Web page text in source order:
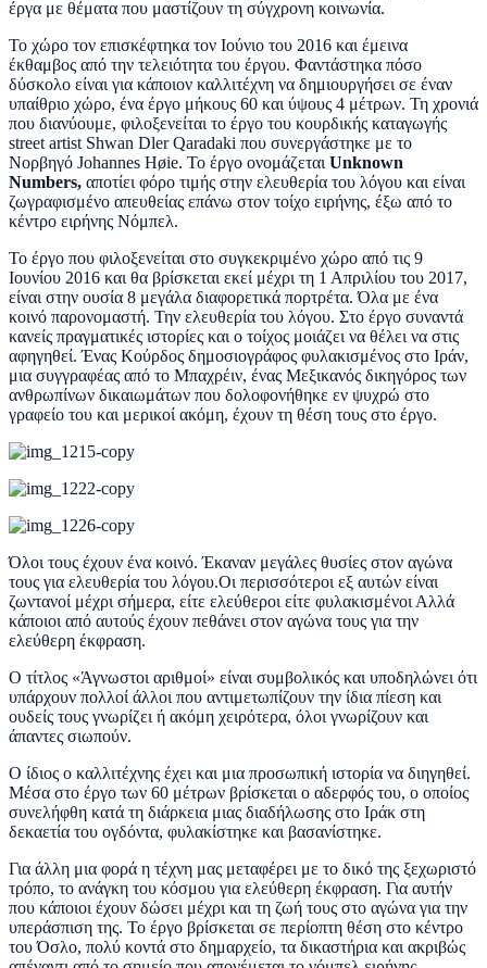
έργα με θέματα που μαστίζουν τη σύγχρονη κοινωνία.
Το χώρο τον επισκέφτηκα τον Ιούνιο του 2016 και έμεινα
έκθαμβος από την τελειότητα του έργου. Φαντάστηκα πόσο
δύσκολο είναι για κάποιον καλλιτέχνη να δημιουργήσει σε έναν
υπαίθριο χώρο, ένα έργο μήκους 60 και ύψους 4 μέτρων. Τη χρονιά
που διανύουμε, φιλοξενείται το έργο του κουρδικής καταγωγής
street artist Shwan Dler Qaradaki που συνεργάστηκε με το
Νορβηγό Johannes Høie. Το έργο ονομάζεται Unknown
Numbers, αποτίει φόρο τιμής στην ελευθερία του λόγου και είναι
ζωγραφισμένο απευθείας επάνω στον τοίχο ειρήνης, έξω από το
κέντρο ειρήνης Νόμπελ.
Το έργο που φιλοξενείται στο συγκεκριμένο χώρο από τις 9
Ιουνίου 2016 και θα βρίσκεται εκεί μέχρι τη 1 Απριλίου του 2017,
είναι στην ουσία 8 μεγάλα διαφορετικά πορτρέτα. Όλα με ένα
κοινό παρονομαστή. Την ελευθερία του λόγου. Στο έργο συναντά
κανείς πραγματικές ιστορίες και ο τοίχος μοιάζει να θέλει να στις
αφηγηθεί. Ένας Κούρδος δημοσιογράφος φυλακισμένος στο Ιράν,
μια συγγραφέας από το Μπαχρέιν, ένας Μεξικανός δικηγόρος των
ανθρωπίνων δικαιωμάτων που δολοφονήθηκε εν ψυχρώ στο
γραφείο του και μερικοί ακόμη, έχουν τη θέση τους στο έργο.
Όλοι τους έχουν ένα κοινό. Έκαναν μεγάλες θυσίες στον αγώνα
τους για ελευθερία του λόγου.Οι περισσότεροι εξ αυτών είναι
ζωντανοί μέχρι σήμερα, είτε ελεύθεροι είτε φυλακισμένοι Αλλά
κάποιοι από αυτούς έχουν πεθάνει στον αγώνα τους για την
ελεύθερη έκφραση.
Ο τίτλος «Άγνωστοι αριθμοί» είναι συμβολικός και υποδηλώνει ότι
υπάρχουν πολλοί άλλοι που αντιμετωπίζουν την ίδια πίεση και
ουδείς τους γνωρίζει ή ακόμη χειρότερα, όλοι γνωρίζουν και
άπαντες σιωπούν.
Ο ίδιος ο καλλιτέχνης έχει και μια προσωπική ιστορία να διηγηθεί.
Μέσα στο έργο των 60 μέτρων βρίσκεται ο αδερφός του, ο οποίος
συνελήφθη κατά τη διάρκεια μιας διαδήλωσης στο Ιράκ στη
δεκαετία του ογδόντα, φυλακίστηκε και βασανίστηκε.
Για άλλη μια φορά η τέχνη μας μεταφέρει με το δικό της ξεχωριστό
τρόπο, το ανάγκη του κόσμου για ελεύθερη έκφραση. Για αυτήν
που κάποιοι έχουν δώσει μέχρι και τη ζωή τους στο αγώνα για την
υπεράσπιση της. Το έργο βρίσκεται σε περίοπτη θέση στο κέντρο
του Όσλο, πολύ κοντά στο δημαρχείο, τα δικαστήρια και ακριβώς